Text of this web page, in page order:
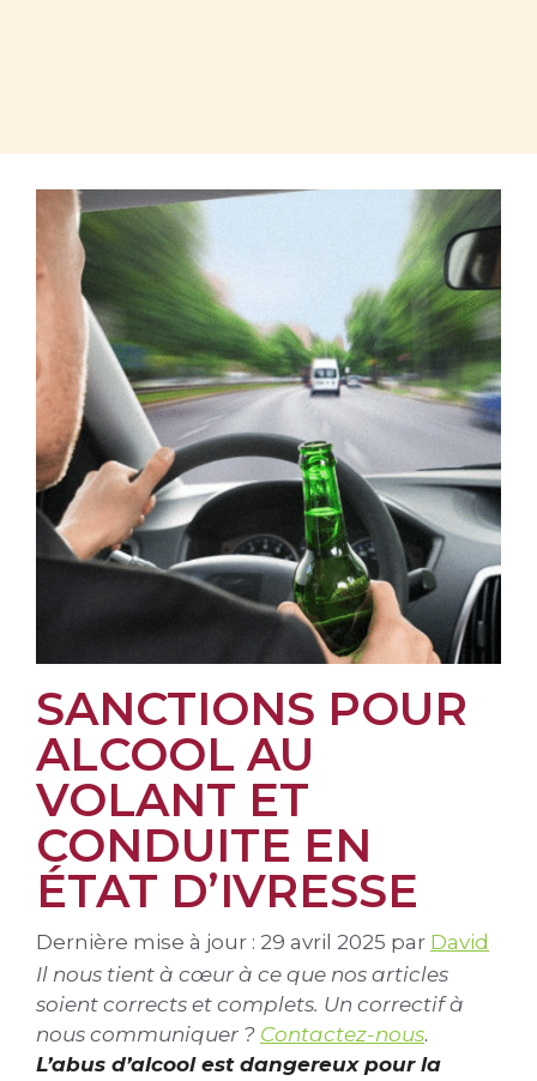
SANCTIONS POUR
ALCOOL AU
VOLANT ET
CONDUITE EN
ÉTAT D’IVRESSE
Dernière mise à jour : 29 avril 2025 par David
Il nous tient à cœur à ce que nos articles
soient corrects et complets. Un correctif à
nous communiquer ? Contactez-nous.
L’abus d’alcool est dangereux pour la